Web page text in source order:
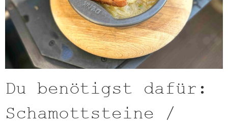
Du benötigst dafür:
Schamottsteine /